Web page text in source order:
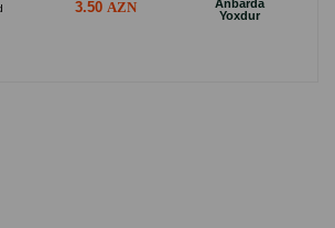
3.50
Anbarda
Yoxdur